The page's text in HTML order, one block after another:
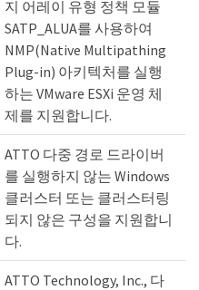
지 어레이 유형 정책 모듈
SATP_ALUA를 사용하여
NMP(Native Multipathing
Plug-in) 아키텍처를 실행
하는 VMware ESXi 운영 체
제를 지원합니다.
ATTO 다중 경로 드라이버
를 실행하지 않는 Windows
클러스터 또는 클러스터링
되지 않은 구성을 지원합니
다.
ATTO Technology, Inc., 다